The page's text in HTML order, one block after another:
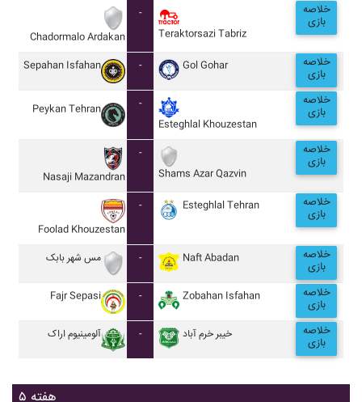
Chadormalo Ardakan
-
Teraktorsazi Tabriz
خلاصه
بازی
Sepahan Isfahan - Gol Gohar خلاصه
بازی
Peykan Tehran
-
Esteghlal Khouzestan
خلاصه
بازی
Nasaji Mazandran
-
Shams Azar Qazvin
خلاصه
بازی
Foolad Khouzestan
- Esteghlal Tehran خلاصه
بازی
مس شهر بابک - Naft Abadan خلاصه
بازی
Fajr Sepasi - Zobahan Isfahan خلاصه
بازی
آلومينيوم اراک - خيبر خرم آباد خلاصه
بازی
هفته ۵